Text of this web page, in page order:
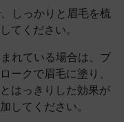
しっかりと眉毛を梳
てください。
れている場合は、ブ
ークで眉毛に塗り、
はっきりした効果が
してください。